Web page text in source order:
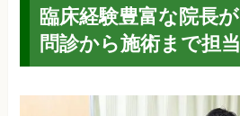
臨床経験豊富な院長が
問診から施術まで担当